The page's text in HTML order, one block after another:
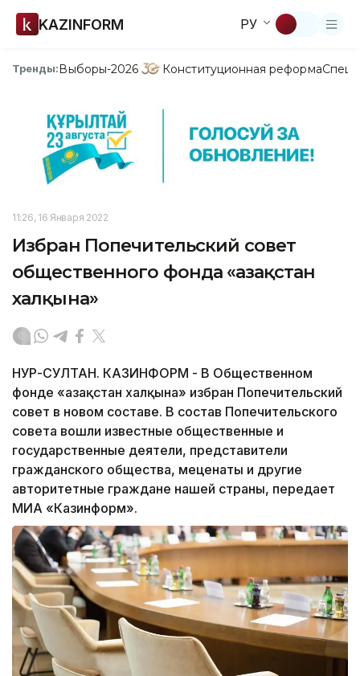
KAZINFORM РУ
Тренды:Выборы-2026 Конституционная реформа
11:26, 16 Января 2022
Избран Попечительский совет
общественного фонда «Қазақстан
халқына»
НУР-СУЛТАН. КАЗИНФОРМ - В Общественном
фонде «Қазақстан халқына» избран Попечительский
совет в новом составе. В состав Попечительского
совета вошли известные общественные и
государственные деятели, представители
гражданского общества, меценаты и другие
авторитетные граждане нашей страны, передает
МИА «Казинформ».